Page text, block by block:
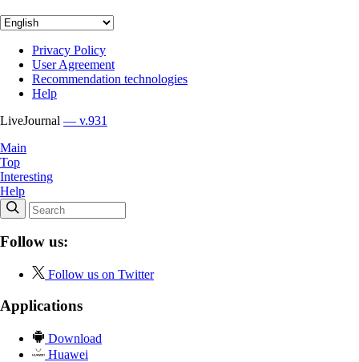
Privacy Policy
User Agreement
Recommendation technologies
Help
LiveJournal — v.931
Main
Top
Interesting
Help
Follow us:
Follow us on Twitter
Applications
Download
Huawei